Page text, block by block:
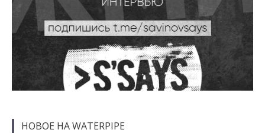
НОВОЕ НА WATERPIPE